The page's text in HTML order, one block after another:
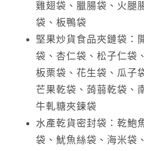
雞翅袋、臘腸袋、火腿
袋、板鴨袋
堅果炒貨食品夾鏈袋：
袋、杏仁袋、松子仁袋
板栗袋、花生袋、瓜子
芒果乾袋、蒟蒻乾袋、
牛軋糖夾鍊袋
水產乾貨密封袋：乾鮑
袋、魷魚絲袋、海米袋